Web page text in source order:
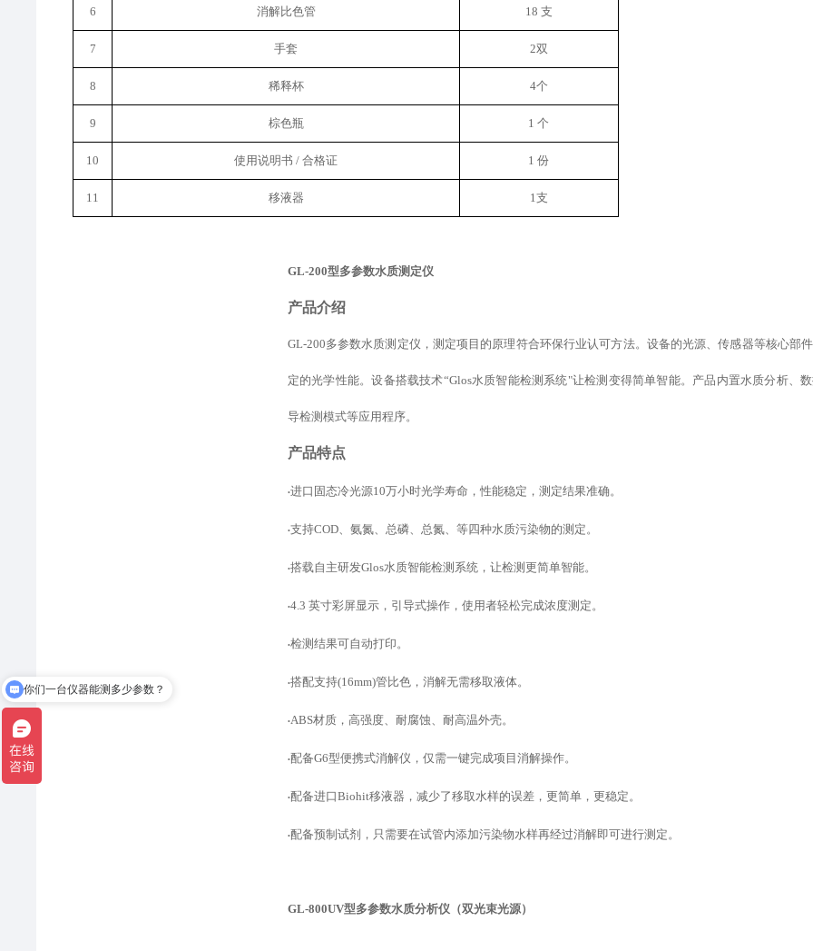
6 消解比色管 18 支
7 手套 2双
8 稀释杯 4个
9 棕色瓶 1 个
10 使用说明书 / 合格证 1 份
11 移液器 1支
GL-200型多参数水质测定仪
产品介绍
GL-200多参数水质测定仪，测定项目的原理符合环保行业认可方法。设备的光源、传感器等核心部
定的光学性能。设备搭载技术“Glos水质智能检测系统"让检测变得简单智能。产品内置水质分析、
导检测模式等应用程序。
产品特点
•进口固态冷光源10万小时光学寿命，性能稳定，测定结果准确。
•支持COD、氨氮、总磷、总氮、等四种水质污染物的测定。
•搭载自主研发Glos水质智能检测系统，让检测更简单智能。
•4.3 英寸彩屏显示，引导式操作，使用者轻松完成浓度测定。
•检测结果可自动打印。
•搭配支持(16mm)管比色，消解无需移取液体。
•ABS材质，高强度、耐腐蚀、耐高温外壳。
•配备G6型便携式消解仪，仅需一键完成项目消解操作。
•配备进口 Biohit移液器，减少了移取水样的误差，更简单，更稳定。
•配备预制试剂，只需要在试管内添加污染物水样再经过消解即可进行测定。
GL-800UV型多参数水质分析仪（双光束光源）
有优惠活动吗？